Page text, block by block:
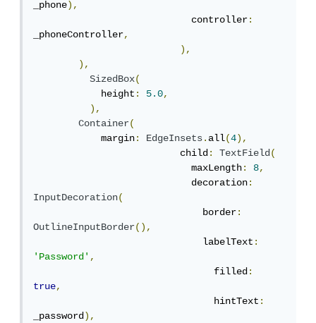
_phone),
                            controller
:
_phoneController,
),
),
SizedBox(
            height
: 5.0,
),
Container(
            margin
: EdgeInsets.all(4),
                          child
: TextField(
                            maxLength
: 8,
                            decoration
:
InputDecoration(
                              border
:
OutlineInputBorder(),
                              labelText
:
'Password',
                                filled
:
true,
                                hintText
:
_password),